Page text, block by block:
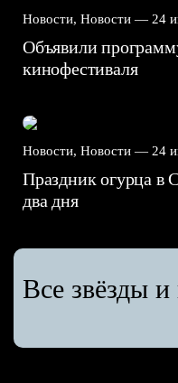
Новости, Новости — 24
Объявили
кинофестиваля
Новости, Новости — 24
Праздник огурца в
два дня
Все звёзды